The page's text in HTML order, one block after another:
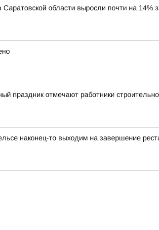
области выросли почти на 14%
праздник отмечают работники
наконец-то выходим на завершение